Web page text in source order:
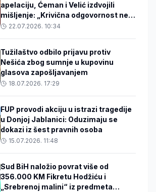
apelaciju, Ćeman i Velić izdvojili
mišljenje: „Krivična odgovornost ne
može proizlaziti iz funkcije koju neko
22.07.2026. 10:34
Tužilaštvo odbilo prijavu protiv
Nešića zbog sumnje u kupovinu
glasova zapošljavanjem
18.07.2026. 17:29
FUP provodi akciju u istrazi tragedije
u Donjoj Jablanici: Oduzimaju se
dokazi iz šest pravnih osoba
15.07.2026. 11:48
Sud BiH naložio povrat više od
356.000 KM Fikretu Hodžiću i
„Srebrenoj malini“ iz predmeta